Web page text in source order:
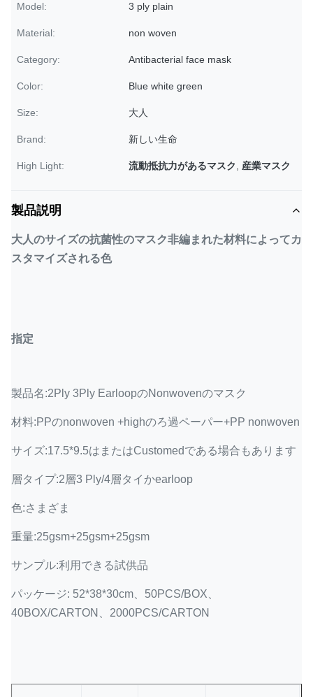
Model: 3 ply plain
Material: non woven
Category: Antibacterial face mask
Color: Blue white green
Size: 大人
Brand: 新しい生命
High Light: 流動抵抗力があるマスク 産業マスク
製品説明
大人のサイズの抗菌性のマスク非編まれた材料によってカ
スタマイズされる色
指定
製品名:2Ply 3Ply EarloopのNonwovenのマスク
材料:PPのnonwoven +highのろ過ペーパー+PP nonwoven
サイズ:17.5*9.5はまたはCustomedである場合もあります
層タイプ:2層3 Ply/4層タイかearloop
色:さまざま
重量:25gsm+25gsm+25gsm
サンプル:利用できる試供品
パッケージ: 52*38*30cm、50PCS/BOX、
40BOX/CARTON、2000PCS/CARTON